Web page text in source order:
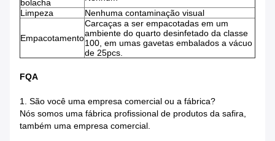
bolacha
Limpeza
Nenhuma contaminação visual
Empacotamento
Carcaças a ser empacotadas em um
ambiente do quarto desinfetado da classe
100, em umas gavetas embalados a vácuo
de 25pcs.
FQA
1. São você uma empresa comercial ou a fábrica?
Nós somos uma fábrica profissional de produtos da safira,
também uma empresa comercial.